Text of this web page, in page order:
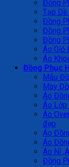
Đồng
Tạp
Đồng
Đồng
Đồng
Áo Gió
Áo
Đồng Phục
Mẫu
May
Áo
Áo Lớp
Áo
đẹp
Áo
Áo
Áo Nỉ
Đồng